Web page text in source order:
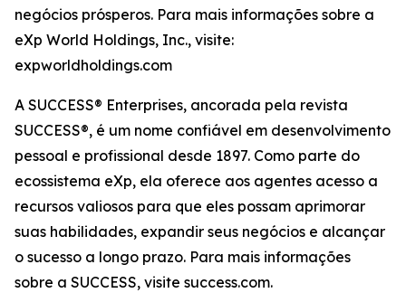
negócios prósperos. Para mais informações sobre a
eXp World Holdings, Inc., visite:
expworldholdings.com
A SUCCESS® Enterprises, ancorada pela revista
SUCCESS®, é um nome confiável em desenvolvimento
pessoal e profissional desde 1897. Como parte do
ecossistema eXp, ela oferece aos agentes acesso a
recursos valiosos para que eles possam aprimorar
suas habilidades, expandir seus negócios e alcançar
o sucesso a longo prazo. Para mais informações
sobre a SUCCESS, visite success.com.